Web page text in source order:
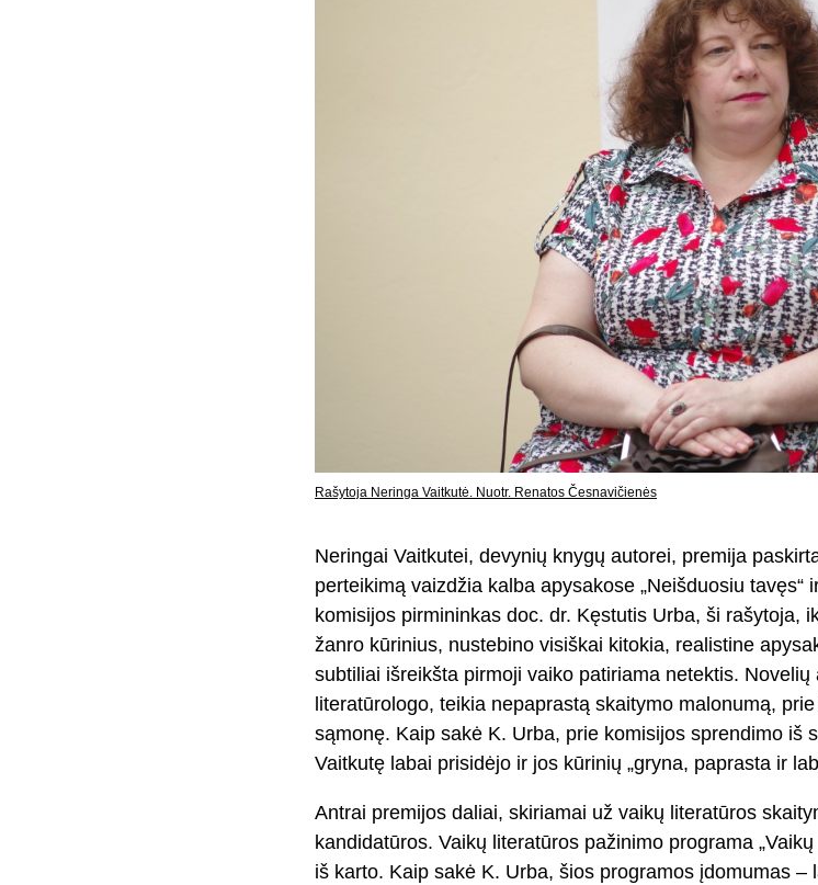
Rašytoja Neringa Vaitkutė. Nuotr. Renatos Česnavičienės
Neringai Vaitkutei, devynių knygų autorei, premija
perteikimą vaizdžia kalba apysakose „Neišduosiu tavęs“
komisijos pirmininkas doc. dr. Kęstutis Urba, ši rašytoja,
žanro kūrinius, nustebino visiškai kitokia, realistine
subtiliai išreikšta pirmoji vaiko patiriama netektis. Novelių
literatūrologo, teikia nepaprastą skaitymo malonumą,
sąmonę. Kaip sakė K. Urba, prie komisijos sprendimo iš
Vaitkutę labai prisidėjo ir jos kūrinių „gryna, paprasta ir
Antrai premijos daliai, skiriamai už vaikų literatūros
kandidatūros. Vaikų literatūros pažinimo programa
iš karto. Kaip sakė K. Urba, šios programos įdomumas